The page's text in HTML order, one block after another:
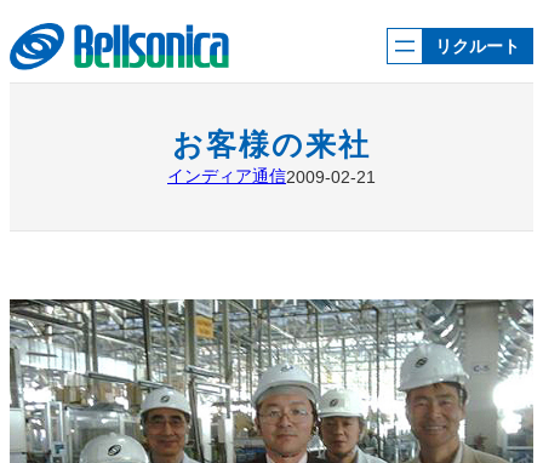
容
を
ス
リクルート
お客様の来社
インディア通信2009-02-21